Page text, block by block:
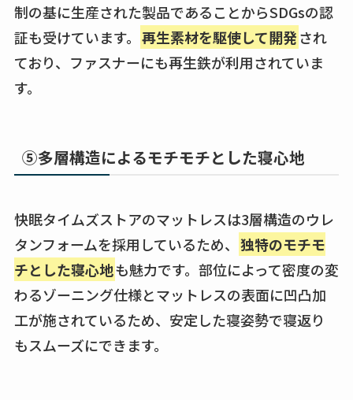
制の基に生産された製品であることからSDGsの認
証も受けています。 再生素材を駆使して開発され
ており、ファスナーにも再生鉄が利用されていま
す。
⑤多層構造によるモチモチとした寝心地
快眠タイムズストアのマットレスは3層構造のウレ
タンフォームを採用しているため、 独特のモチモ
チとした寝心地も魅力です。部位によって密度の変
わるゾーニング仕様とマットレスの表面に凹凸加
工が施されているため、安定した寝姿勢で寝返り
もスムーズにできます。